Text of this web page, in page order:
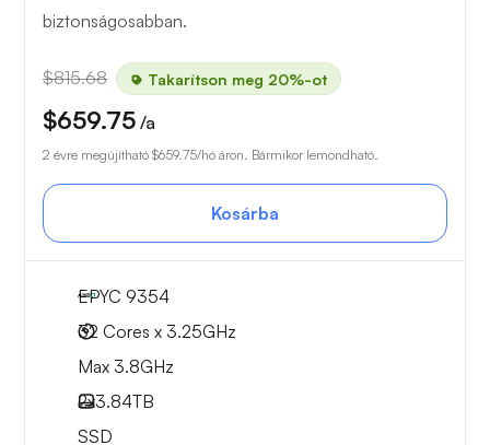
biztonságosabban.
$815.68 Takarítson meg 20%-ot
$659.75 /a
2 évre megújítható $659.75/hó áron. Bármikor lemondható.
Kosárba
EPYC 9354
32 Cores x 3.25GHz
Max 3.8GHz
2x3.84TB
SSD